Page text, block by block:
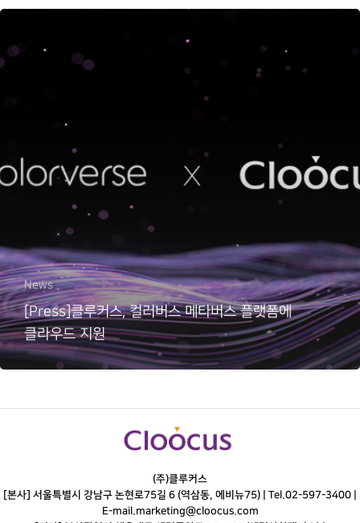
News
[Press]클루커스, 컬러버스 메타버스 플랫폼에
클라우드 지원
(주)클루커스
[본사] 서울특별시 강남구 논현로75길 6 (역삼동, 에비뉴75) | Tel.02-597-3400
E-mail. marketing@cloocus.com